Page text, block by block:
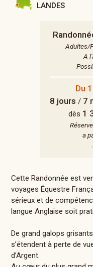
Adultes/
A
Du
8 jours / 7
dès 1
a
LANDES
Cette Randonnée est
voyages Équestre
sérieux et de
langue Anglaise soit
De grand galops
s’étendent à perte de
d’Argent.